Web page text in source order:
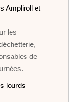
Ampliroll et
les
de
lourds